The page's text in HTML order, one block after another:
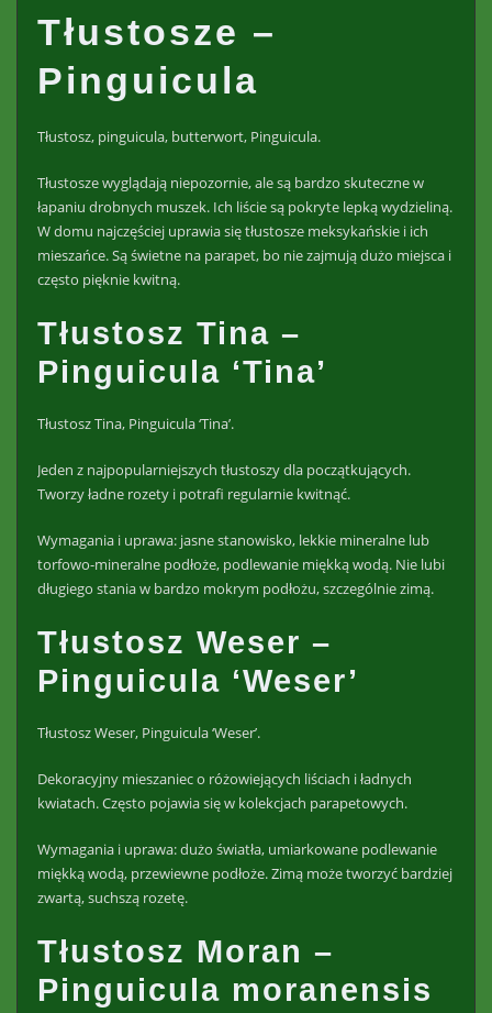
Tłustosze –
Pinguicula
Tłustosz, pinguicula, butterwort, Pinguicula.
Tłustosze wyglądają niepozornie, ale są bardzo skuteczne w
łapaniu drobnych muszek. Ich liście są pokryte lepką wydzieliną.
W domu najczęściej uprawia się tłustosze meksykańskie i ich
mieszańce. Są świetne na parapet, bo nie zajmują dużo miejsca i
często pięknie kwitną.
Tłustosz Tina –
Pinguicula ‘Tina’
Tłustosz Tina, Pinguicula ‘Tina’.
Jeden z najpopularniejszych tłustoszy dla początkujących.
Tworzy ładne rozety i potrafi regularnie kwitnąć.
Wymagania i uprawa: jasne stanowisko, lekkie mineralne lub
torfowo-mineralne podłoże, podlewanie miękką wodą. Nie lubi
długiego stania w bardzo mokrym podłożu, szczególnie zimą.
Tłustosz Weser –
Pinguicula ‘Weser’
Tłustosz Weser, Pinguicula ‘Weser’.
Dekoracyjny mieszaniec o różowiejących liściach i ładnych
kwiatach. Często pojawia się w kolekcjach parapetowych.
Wymagania i uprawa: dużo światła, umiarkowane podlewanie
miękką wodą, przewiewne podłoże. Zimą może tworzyć bardziej
zwartą, suchszą rozetę.
Tłustosz Moran –
Pinguicula moranensis